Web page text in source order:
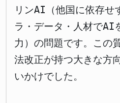
リンAI（他国に依存せ
ラ・データ・人材でAI
力）の問題です。この
法改正が持つ大きな方
いかけでした。